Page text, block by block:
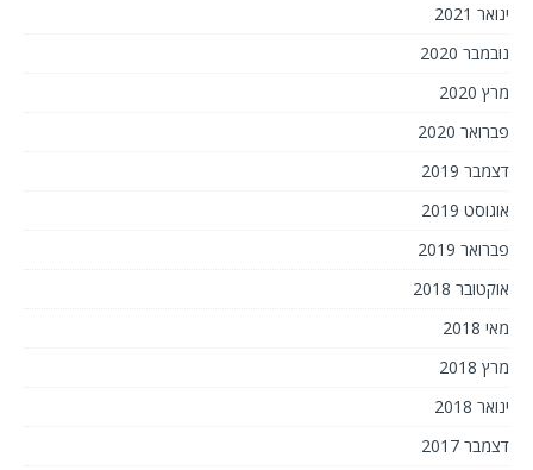
ינואר 2021
נובמבר 2020
מרץ 2020
פברואר 2020
דצמבר 2019
אוגוסט 2019
פברואר 2019
אוקטובר 2018
מאי 2018
מרץ 2018
ינואר 2018
דצמבר 2017